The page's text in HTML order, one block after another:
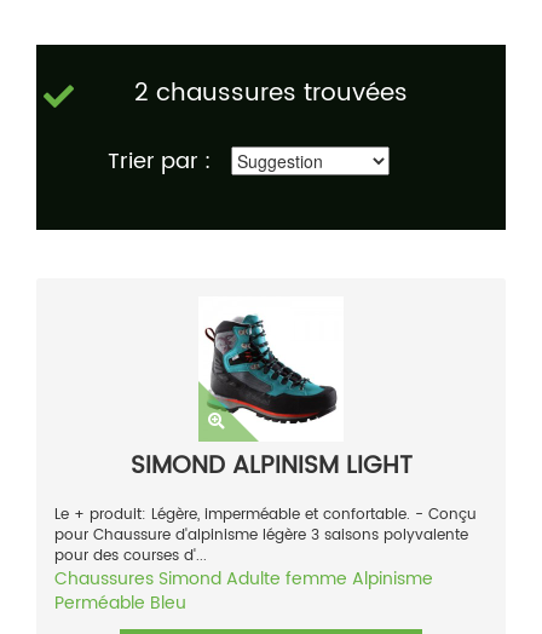
2 chaussures trouvées
Trier par :
SIMOND ALPINISM LIGHT
Le + produit: Légère, imperméable et confortable. - Conçu
pour Chaussure d'alpinisme légère 3 saisons polyvalente
pour des courses d'...
Chaussures SimondAdulte femme Alpinisme
Perméable Bleu